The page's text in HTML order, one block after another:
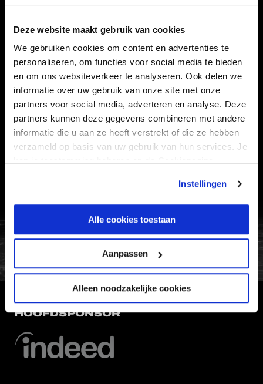
Deze website maakt gebruik van cookies
We gebruiken cookies om content en advertenties te
personaliseren, om functies voor social media te bieden
en om ons websiteverkeer te analyseren. Ook delen we
informatie over uw gebruik van onze site met onze
partners voor social media, adverteren en analyse. Deze
partners kunnen deze gegevens combineren met andere
informatie die u aan ze heeft verstrekt of die ze hebben
verzameld op basis van uw gebruik van hun services. Je
Instellingen
Alle cookies toestaan
Aanpassen
Alleen noodzakelijke cookies
STADION
SUPPORTERS
BUSINESS
Informatie
VEELGESTELDE VRAGEN
CONTACT
FC Utrecht<br>vanuit<br>het
HOOFDSPONSOR